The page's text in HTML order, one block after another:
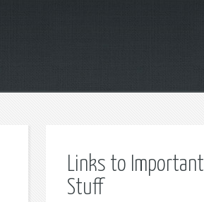
Links to Important
Stuff